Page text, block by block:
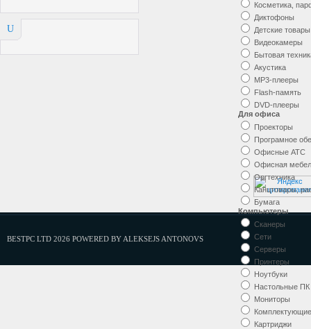
U
Косметика,
Диктофоны
Детские товары
Видеокамеры
Бытовая
Акустика
MP3-плееры
Flash-память
DVD-плееры
Для офиса
Проекторы
Програмное
Офисные АТС
Офисная
Оргтехника
Канцтовары,
Бумага
Компьютеры
Сканеры
Сети
Серверы
Принтеры
Ноутбуки
Настольные ПК
Мониторы
Комплектующие
Картриджи
BESTPC LTD 2026 POWERED BY ALEKSEJS ANTONOVS